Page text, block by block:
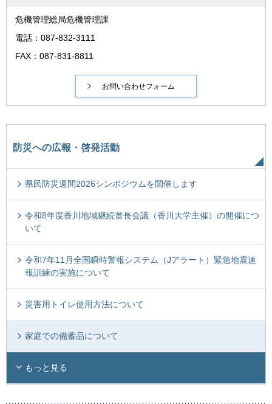
危機管理総局危機管理課
電話：087-832-3111
FAX：087-831-8811
防災への広報・啓発活動
県民防災週間2026シンポジウムを開催します
令和8年度香川地域継続首長会議（香川大学主催）の開催につ
いて
令和7年11月全国瞬時警報システム（Jアラート）緊急地震速
報訓練の実施について
災害用トイレ使用方法について
家庭での備蓄品について
もっと見る